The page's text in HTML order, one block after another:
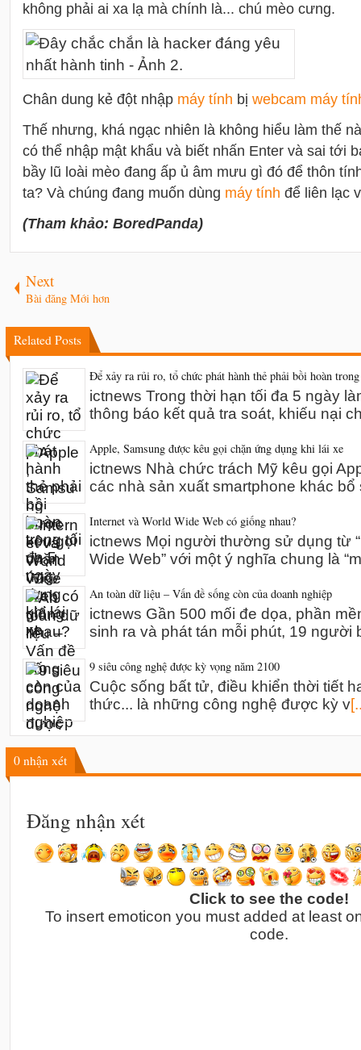
không phải ai xa lạ mà chính là... chú mèo cưng.
Chân dung kẻ đột nhập máy tính bị webcam máy
Thế nhưng, khá ngạc nhiên là không hiểu làm thế
có thể nhập mật khẩu và biết nhấn Enter và sai tới
bầy lũ loài mèo đang ấp ủ âm mưu gì đó để thôn
ta? Và chúng đang muốn dùng máy tính để liên lạc
(Tham khảo: BoredPanda)
Next
Bài đăng Mới hơn
Related Posts
Để xảy ra rủi ro, tổ chức phát hành thẻ phải bồi hoàn
ictnews Trong thời hạn tối đa 5 ngày
thông báo kết quả tra soát, khiếu nại
Apple, Samsung được kêu gọi chặn ứng dụng khi lái xe
ictnews Nhà chức trách Mỹ kêu gọi
các nhà sản xuất smartphone khác bổ
Internet và World Wide Web có giống nhau?
ictnews Mọi người thường sử dụng từ
Wide Web” với một ý nghĩa chung là
An toàn dữ liệu – Vấn đề sống còn của doanh nghiệp
ictnews Gần 500 mối đe dọa, phần
sinh ra và phát tán mỗi phút, 19 người
9 siêu công nghệ được kỳ vọng năm 2100
Cuộc sống bất tử, điều khiển thời tiết
thức... là những công nghệ được kỳ v
0 nhận xét
Đăng nhận xét
Click to see the code!
To insert emoticon you must added at least
code.